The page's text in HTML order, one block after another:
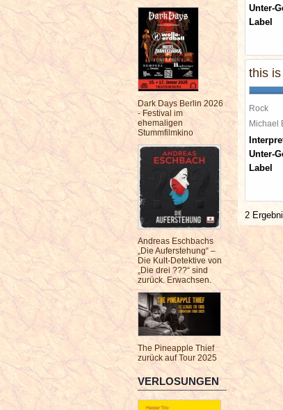
Dark Days Berlin 2026
- Festival im
ehemaligen
Stummfilmkino
Andreas Eschbachs
„Die Auferstehung“ –
Die Kult-Detektive von
„Die drei ???“ sind
zurück. Erwachsen.
The Pineapple Thief
zurück auf Tour 2025
VERLOSUNGEN
Unter-
Label
this
Rock
Michael
Unter-
Label
2